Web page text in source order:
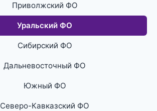
Приволжский ФО
Уральский ФО
Сибирский ФО
Дальневосточный ФО
Южный ФО
Северо-Кавказский ФО